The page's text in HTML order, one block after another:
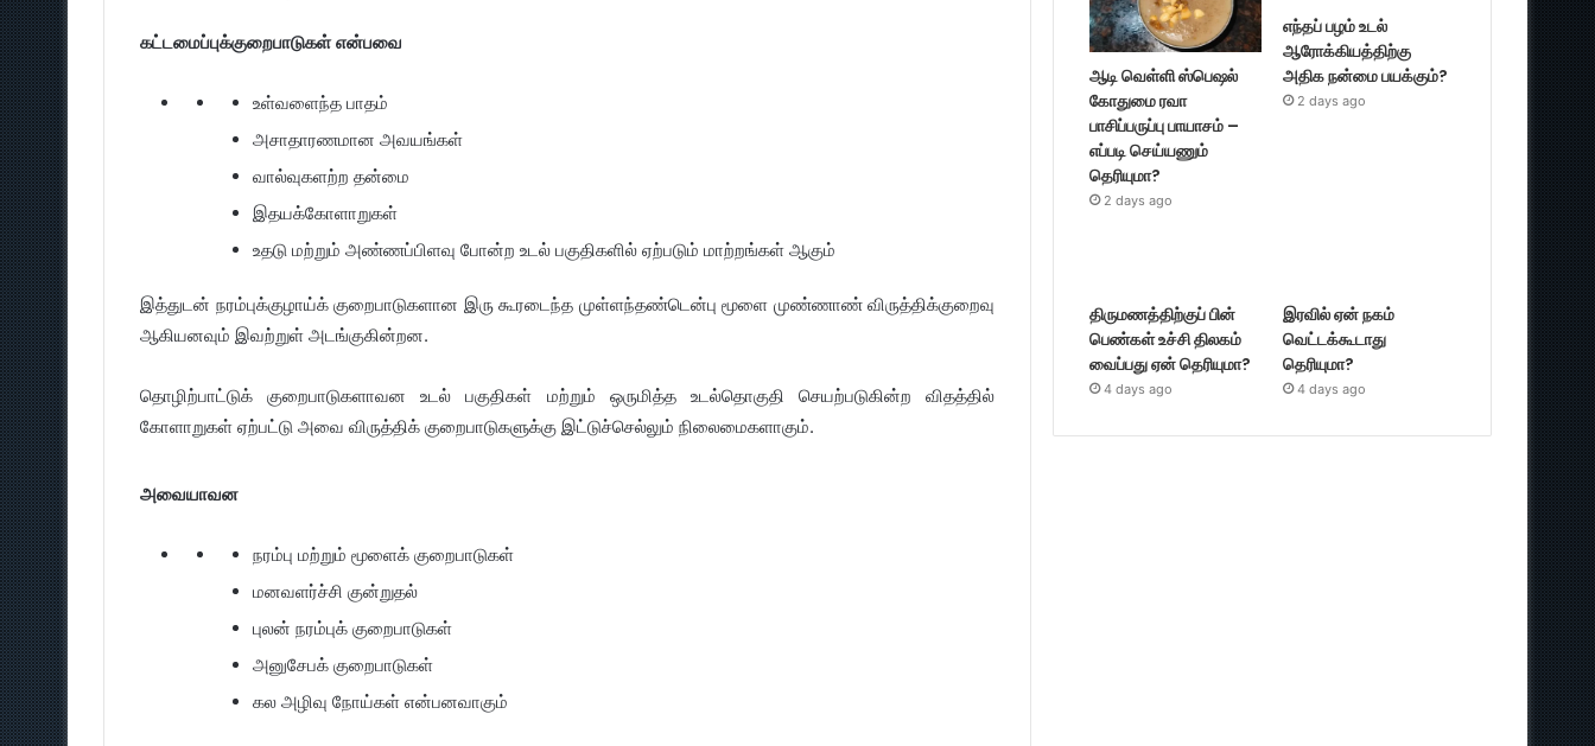
கட்டமைப்புக்குறைபாடுகள் என்பவை
உள்வளைந்த பாதம்
அசாதாரணமான அவயங்கள்
வால்வுகளற்ற தன்மை
இதயக்கோளாறுகள்
உதடு மற்றும் அண்ணப்பிளவு போன்ற உடல் பகுதிகளில் ஏற்படும் மாற்றங்கள் ஆகும்
இத்துடன் நரம்புக்குழாய்க் குறைபாடுகளான இரு கூரடைந்த முள்ளந்தண்டென்பு மூளை முண்ணாண் விருத்திக்குறைவு
ஆகியனவும் இவற்றுள் அடங்குகின்றன.
தொழிற்பாட்டுக் குறைபாடுகளாவன உடல் பகுதிகள் மற்றும் ஒருமித்த உடல்தொகுதி செயற்படுகின்ற விதத்தில்
கோளாறுகள் ஏற்பட்டு அவை விருத்திக் குறைபாடுகளுக்கு இட்டுச்செல்லும் நிலைமைகளாகும்.
அவையாவன
நரம்பு மற்றும் மூளைக் குறைபாடுகள்
மனவளர்ச்சி குன்றுதல்
புலன் நரம்புக் குறைபாடுகள்
அனுசேபக் குறைபாடுகள்
கல அழிவு நோய்கள் என்பனவாகும்
ஆடி வெள்ளி ஸ்பெஷல்
கோதுமை ரவா
பாசிப்பருப்பு பாயாசம் –
எப்படி செய்யணும்
தெரியுமா?
2 days ago
எந்தப் பழம் உடல்
ஆரோக்கியத்திற்கு
அதிக நன்மை பயக்கும்?
2 days ago
திருமணத்திற்குப் பின்
பெண்கள் உச்சி திலகம்
வைப்பது ஏன் தெரியுமா?
4 days ago
இரவில் ஏன் நகம்
வெட்டக்கூடாது
தெரியுமா?
4 days ago